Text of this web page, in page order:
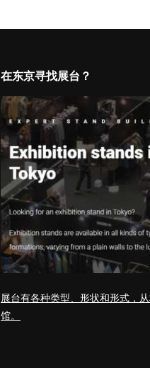
在东京寻找展台？
展台有各种类型、形状和形式，
馆。